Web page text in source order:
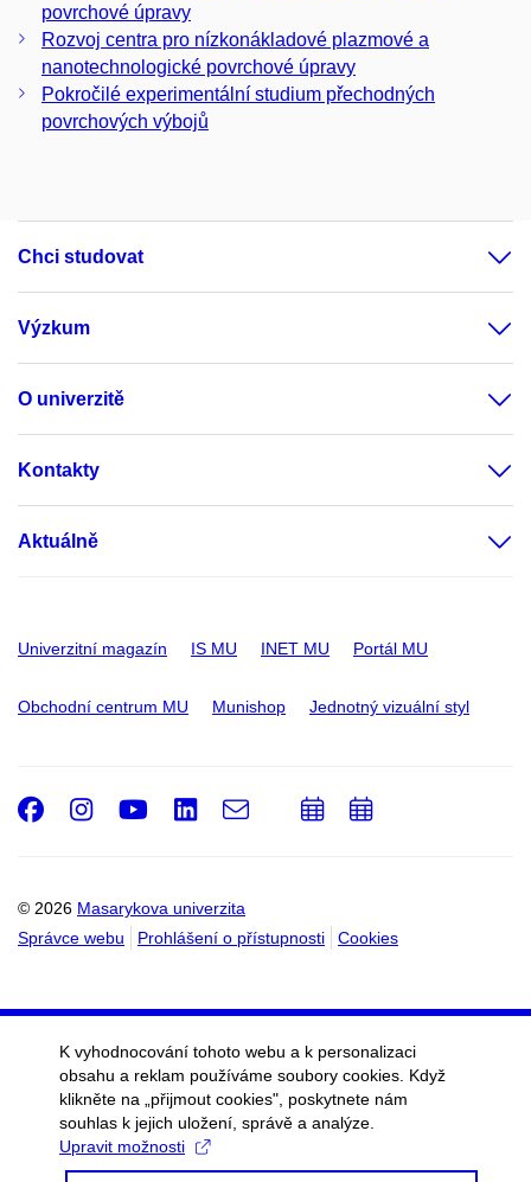
povrchové úpravy
Rozvoj centra pro nízkonákladové plazmové a
nanotechnologické povrchové úpravy
Pokročilé experimentální studium přechodných
povrchových výbojů
Chci studovat
Výzkum
O univerzitě
Kontakty
Aktuálně
Univerzitní magazín IS MU INET MU Portál MU
Obchodní centrum MU Munishop Jednotný vizuální styl
© 2026 Masarykova univerzita
Správce webu
Prohlášení o přístupnosti Cookies
Facebook
Instagram
Youtube
LinkedIn
e-
Email
PřidatPřidat
K vyhodnocování tohoto webu a k personalizaci
obsahu a reklam používáme soubory cookies. Když
klikněte na „přijmout cookies", poskytnete nám
souhlas k jejich uložení, správě a analýze.
Upravit možnosti